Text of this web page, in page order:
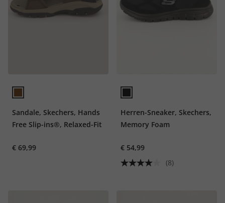
Sandale, Skechers, Hands
Free Slip-ins®, Relaxed-Fit
€ 69,99
Herren-Sneaker, Skechers,
Memory Foam
€ 54,99
(8)